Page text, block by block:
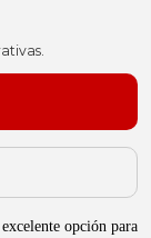
excelente opción para